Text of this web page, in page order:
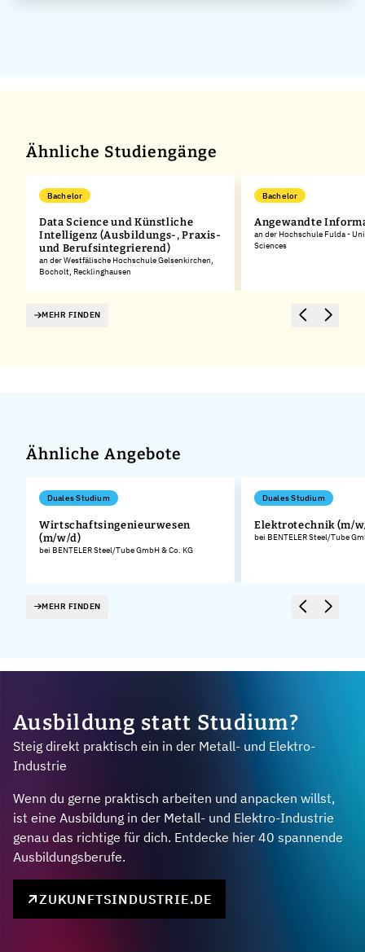
Ähnliche Studiengänge
Bachelor
Data Science und Künstliche
Intelligenz (Ausbildungs-, Praxis-
und Berufsintegrierend)
an der Westfälische Hochschule Gelsenkirchen,
Bocholt, Recklinghausen
Bachelor
Angewandte
an der Hochschule Fulda -
Sciences
MEHR FINDEN
Ähnliche Angebote
Duales Studium
Wirtschaftsingenieurwesen
(m/w/d)
bei BENTELER Steel/Tube GmbH & Co. KG
Duales Studium
Elektrotechnik (m/
bei BENTELER Steel/Tube
MEHR FINDEN
Ausbildung statt Studium?
Steig direkt praktisch ein in der Metall- und Elektro-
Industrie
Wenn du gerne praktisch arbeiten und anpacken willst,
ist eine Ausbildung in der Metall- und Elektro-Industrie
genau das richtige für dich. Entdecke hier 40 spannende
Ausbildungsberufe.
ZUKUNFTSINDUSTRIE.DE